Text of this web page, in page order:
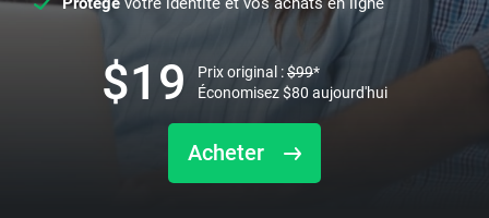
Acheter
$19 Prix original :$99*
Économisez$80 aujourd'hui